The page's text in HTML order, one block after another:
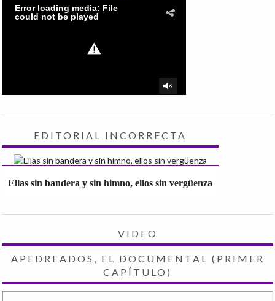
EDITORIAL INCORRECTA
Ellas sin bandera y sin himno, ellos sin vergüenza
VIDEO
APEDREADOS, EL DOCUMENTAL (PRIMER
CAPÍTULO)